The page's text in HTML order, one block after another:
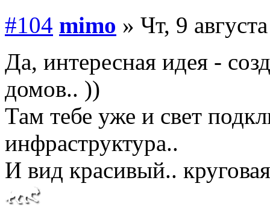
#104 mimo » Чт, 9
Да, интересная идея -
домов.. ))
Там тебе уже и свет
инфраструктура..
И вид красивый..